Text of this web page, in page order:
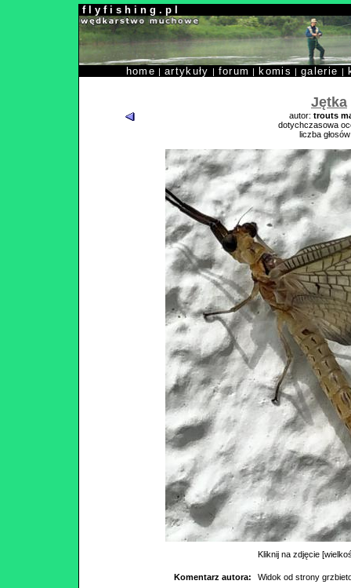
f l y f i s h i n g . p l
home |artykuły | forum | komis |galerie |
Jętka
autor: trouts
dotychczasowa
liczba
Kliknij na zdjęcie
Komentarz autora: Widok od strony